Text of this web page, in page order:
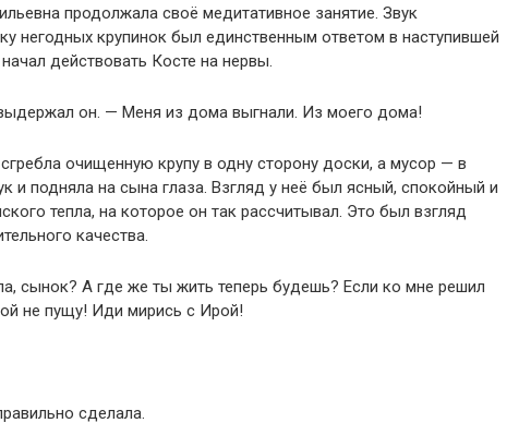
продолжала своё медитативное занятие. Звук
негодных крупинок был единственным ответом в наступившей
действовать Косте на нервы.
он. — Меня из дома выгнали. Из моего дома!
очищенную крупу в одну сторону доски, а мусор — в
и подняла на сына глаза. Взгляд у неё был ясный, спокойный и
тепла, на которое он так рассчитывал. Это был взгляд
качества.
сынок? А где же ты жить теперь будешь? Если ко мне решил
не пущу! Иди мирись с Ирой!
сделала.